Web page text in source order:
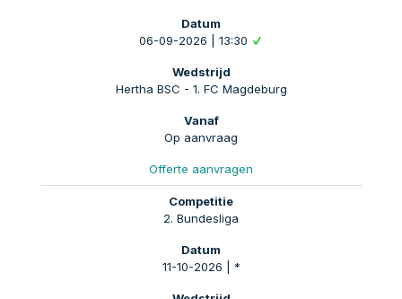
06-09-2026 | 13:30
Hertha BSC - 1. FC Magdeburg
Op aanvraag
Offerte aanvragen
2. Bundesliga
11-10-2026 | *